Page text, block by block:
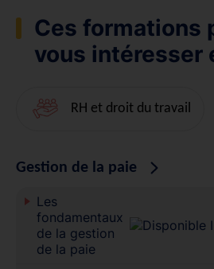
Ces formations
vous intéresser
RH et droit du travail
Gestion de la paie
Les
fondamentaux
de la gestion
de la paie